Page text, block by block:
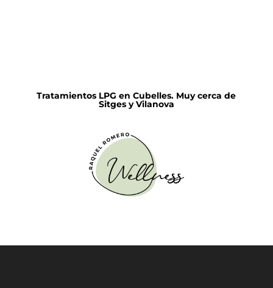
Tratamientos LPG en Cubelles. Muy cerca de
Sitges y Vilanova